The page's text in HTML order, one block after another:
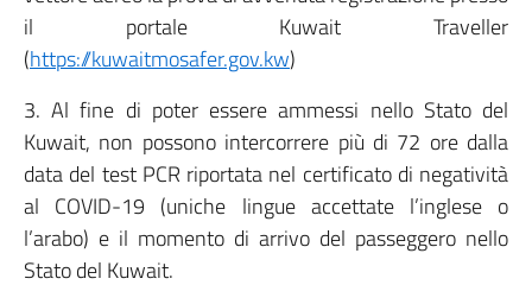
il portale Kuwait Traveller
(https://kuwaitmosafer.gov.kw)
3. Al fine di poter essere ammessi nello Stato del
Kuwait, non possono intercorrere più di 72 ore dalla
data del test PCR riportata nel certificato di negatività
al COVID-19 (uniche lingue accettate l’inglese o
l’arabo) e il momento di arrivo del passeggero nello
Stato del Kuwait.